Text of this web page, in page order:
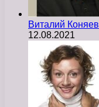
Виталий Коняев
12.08.2021